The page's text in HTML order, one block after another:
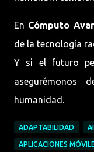
En Cómputo
de la tecnología
Y si el futuro
asegurémonos
humanidad.
ADAPTABILIDAD AI
APLICACIONES